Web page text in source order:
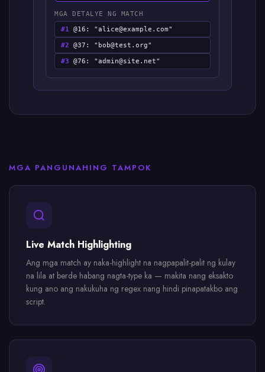
MGA DETALYE NG MATCH
#1 @16: "alice@example.com"
#2 @37: " bob@test.org"
#3 @76: "admin@site.net"
MGA PANGUNAHING TAMPOK
Live Match Highlighting
Ang mga match ay naka-highlight na nagpapalit-palit ng kulay
na lila at berde habang nagta-type ka — makita nang eksakto
kung ano ang nakukuha ng regex nang hindi pinapatakbo ang
script.